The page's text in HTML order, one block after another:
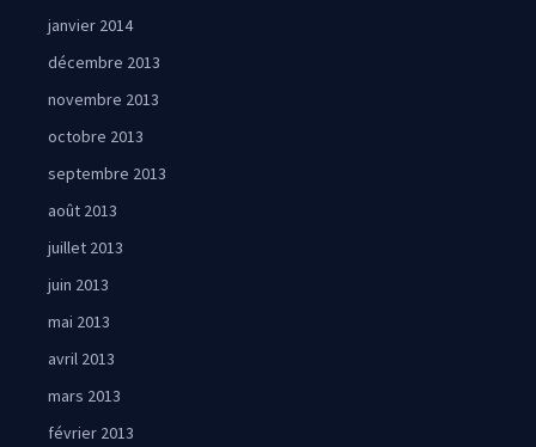
janvier 2014
décembre 2013
novembre 2013
octobre 2013
septembre 2013
août 2013
juillet 2013
juin 2013
mai 2013
avril 2013
mars 2013
février 2013